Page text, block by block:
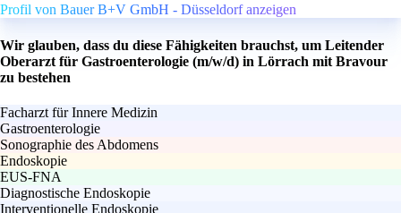
Profil von Bauer B+V GmbH - Düsseldorf anzeigen
Wir glauben, dass du diese Fähigkeiten brauchst, um Leitender
Oberarzt für Gastroenterologie (m/w/d) in Lörrach mit Bravour
zu bestehen
Facharzt für Innere Medizin
Gastroenterologie
Sonographie des Abdomens
Endoskopie
EUS-FNA
Diagnostische Endoskopie
Interventionelle Endoskopie